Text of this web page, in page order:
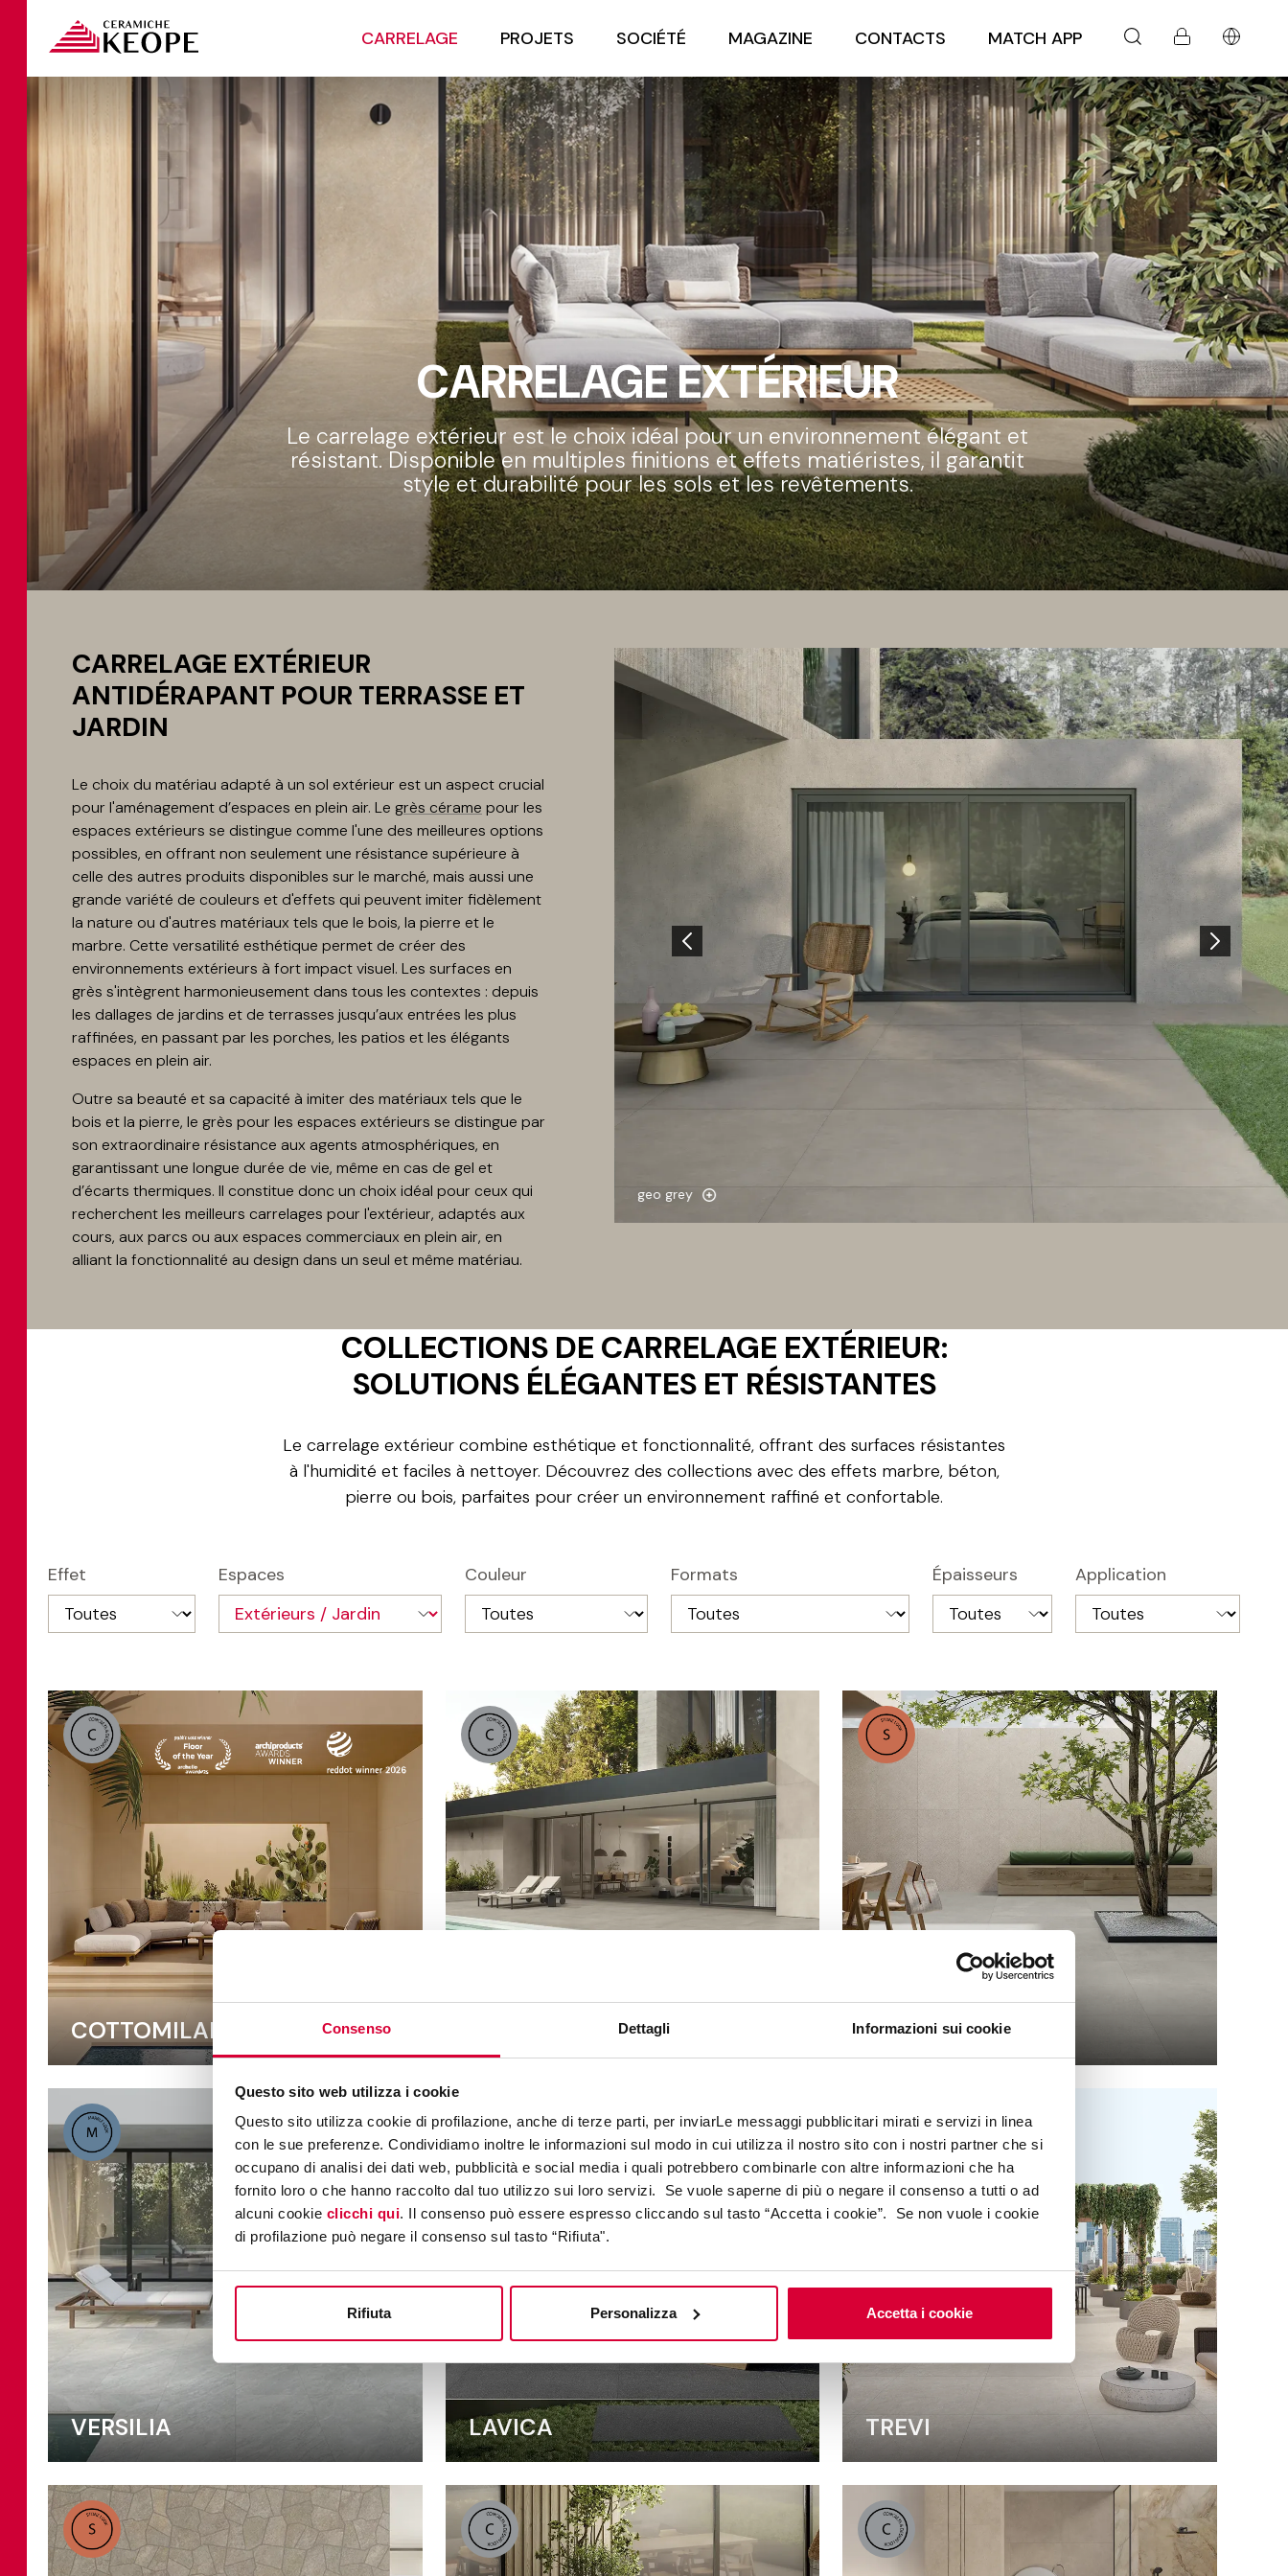
Consenso Dettagli Informazioni sui cookie
Questo sito web utilizza i cookie
Questo sito utilizza cookie di profilazione, anche di terze parti, per inviarLe messaggi pubblicitari mirati e servizi in linea
con le sue preferenze. Condividiamo inoltre le informazioni sul modo in cui utilizza il nostro sito con i nostri partner che si
occupano di analisi dei dati web, pubblicità e social media i quali potrebbero combinarle con altre informazioni che ha
fornito loro o che hanno raccolto dal tuo utilizzo sui loro servizi. Se vuole saperne di più o negare il consenso a tutti o ad
alcuni cookie clicchi qui. Il consenso può essere espresso cliccando sul tasto “Accetta i cookie”. Se non vuole i cookie
di profilazione può negare il consenso sul tasto “Rifiuta".
Rifiuta Personalizza Accetta i cookie
CARRELAGE PROJETS SOCIÉTÉ MAGAZINE CONTACTS MATCH APP
CARRELAGE EXTÉRIEUR
Le carrelage extérieur est le choix idéal pour un environnement élégant et
résistant. Disponible en multiples finitions et effets matiéristes, il garantit
style et durabilité pour les sols et les revêtements.
quartzbeige geo grey
CARRELAGE EXTÉRIEUR
ANTIDÉRAPANT POUR TERRASSE ET
JARDIN
Le choix du matériau adapté à un sol extérieur est un aspect crucial
pour l'aménagement d’espaces en plein air. Legrès cérame pour les
espaces extérieurs se distingue comme l'une des meilleures options
possibles, en offrant non seulement une résistance supérieure à
celle des autres produits disponibles sur le marché, mais aussi une
grande variété de couleurs et d'effets qui peuvent imiter fidèlement
la nature ou d'autres matériaux tels que le bois, la pierre et le
marbre. Cette versatilité esthétique permet de créer des
environnements extérieurs à fort impact visuel. Les surfaces en
grès s'intègrent harmonieusement dans tous les contextes : depuis
les dallages de jardins et de terrasses jusqu’aux entrées les plus
raffinées, en passant par les porches, les patios et les élégants
espaces en plein air.
Outre sa beauté et sa capacité à imiter des matériaux tels que le
bois et la pierre, le grès pour les espaces extérieurs se distingue par
son extraordinaire résistance aux agents atmosphériques, en
garantissant une longue durée de vie, même en cas de gel et
d’écarts thermiques. Il constitue donc un choix idéal pour ceux qui
recherchent les meilleurs carrelages pour l'extérieur, adaptés aux
cours, aux parcs ou aux espaces commerciaux en plein air, en
alliant la fonctionnalité au design dans un seul et même matériau.
COLLECTIONS DE CARRELAGE EXTÉRIEUR:
SOLUTIONS ÉLÉGANTES ET RÉSISTANTES
Le carrelage extérieur combine esthétique et fonctionnalité, offrant des surfaces résistantes
à l'humidité et faciles à nettoyer. Découvrez des collections avec des effets marbre, béton,
pierre ou bois, parfaites pour créer un environnement raffiné et confortable.
Effet Espaces Couleur Formats Épaisseurs Application
COTTOMILANO GRACE
VERSILIA LAVICA TREVI